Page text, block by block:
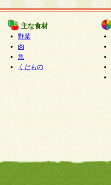
主な食材
野菜
肉
魚
くだもの